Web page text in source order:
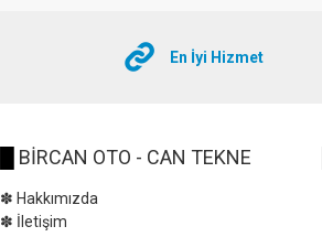
En İyi Hizmet
BİRCAN OTO - CAN TEKNE
✽ Hakkımızda
✽ İletişim